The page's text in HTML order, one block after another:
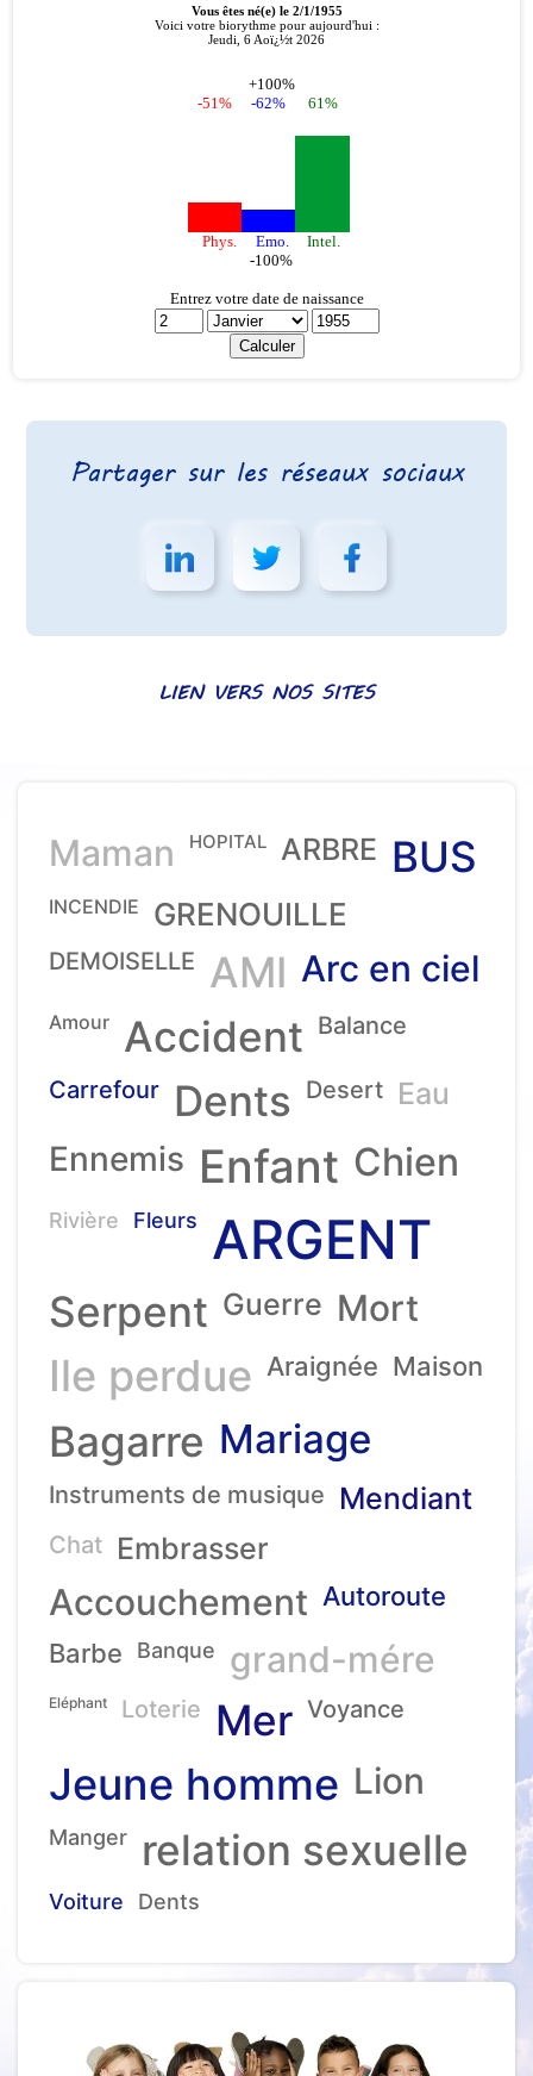
Partager sur les réseaux sociaux
LIEN VERS NOS SITES
Maman HOPITAL ARBRE BUS
INCENDIE GRENOUILLE
DEMOISELLE AMI Arc en ciel
Amour Accident Balance
Carrefour Dents Desert Eau
Ennemis Enfant Chien
Rivière Fleurs ARGENT
Serpent Guerre Mort
Ile perdue Araignée Maison
Bagarre Mariage
Instruments de musique Mendiant
Chat Embrasser
Accouchement Autoroute
Barbe
Banque grand-mére
Eléphant Loterie Mer Voyance
Jeune homme Lion
Manger relation sexuelle
Voiture Dents